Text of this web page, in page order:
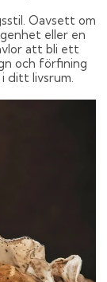
Oavsett om
eller en
att bli ett
och förfining
ditt livsrum.